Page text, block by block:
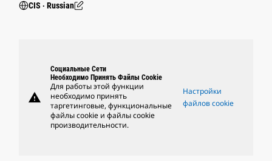
CIS ‧ Russian
warning
Социальные Сети
Необходимо Принять Файлы Cookie
Для работы этой функции
необходимо принять
таргетинговые, функциональные
файлы cookie и файлы cookie
производительности.
Настройки
файлов cookie